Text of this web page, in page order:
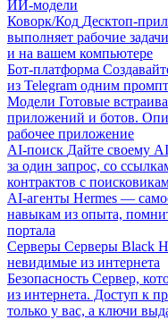
ИИ-модели
Коворк/Код Десктоп-
выполняет рабочие
и на вашем компьютере
Бот-платформа
из Telegram одним
Модели Готовые
приложений и ботов.
рабочее приложение
AI-поиск Дайте своему
за один запрос, со
контрактов с
AI-агенты Hermes —
навыкам из опыта,
портала
Серверы Серверы Black
невидимые из интернета
Безопасность Сервер,
из интернета. Доступ к
только у вас, а ключи